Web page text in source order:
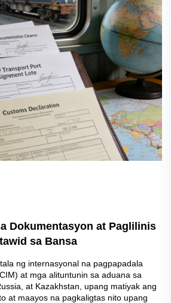
Dokumentasyon at Paglilinis
sa Bansa
ng internasyonal na pagpapadala
at mga alituntunin sa aduana sa
at Kazakhstan, upang matiyak ang
at maayos na pagkaligtas nito upang